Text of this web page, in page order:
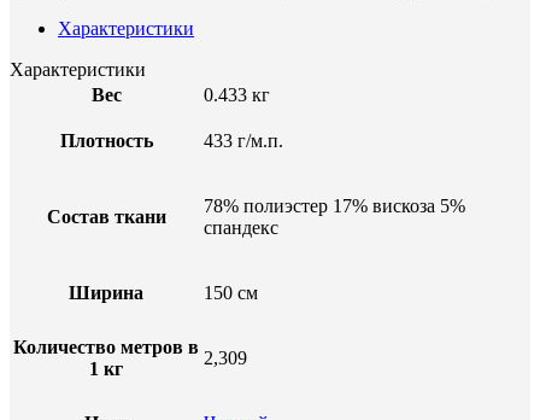
Характеристики
Характеристики
Вес
0.433 кг
Плотность 433 г/м.п.
Состав ткани
78% полиэстер 17% вискоза 5%
спандекс
Ширина 150 см
Количество метров в
1 кг
2,309